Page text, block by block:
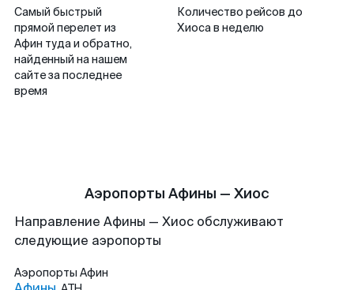
Самый быстрый
прямой перелет из
Афин туда и обратно,
найденный на нашем
сайте за последнее
время
Количество рейсов до
Хиоса в неделю
Аэропорты Афины — Хиос
Направление Афины — Хиос обслуживают
следующие аэропорты
Аэропорты Афин